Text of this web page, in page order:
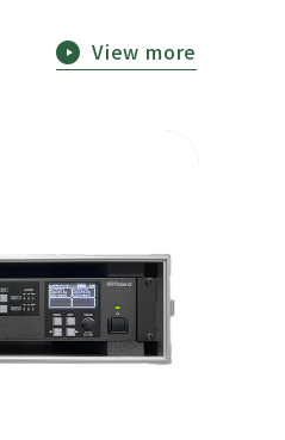
View more